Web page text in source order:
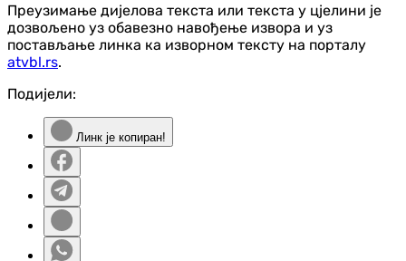
Преузимање дијелова текста или текста у цјелини је
дозвољено уз обавезно навођење извора и уз
постављање линка ка изворном тексту на порталу
atvbl.rs.
Подијели:
Линк је копиран!